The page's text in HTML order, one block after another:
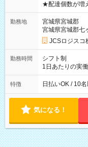
★配達個数が増
ど！ ・主要都市エリア 月収55万円／週5日稼働 月収65万~112
万円／週6日稼働 ・地方郊外エリア 月収40万円／週5日稼働 月
収40万円~50万円／週6日稼働 ＜
円 (27歳男性/江
(日休み) ■月収80万円(43歳男性/墨田区在住)※元営業 1日200個
勤務地
宮城県宮城郡
宮城県宮城郡七
JCSロジスコ
勤務時間
シフト制
1日あたりの実
働8時間） ※週
によって時間外
特徴 日払いOK / 10
気になる！